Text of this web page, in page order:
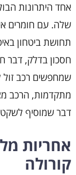
אחד היתרונות
שלה. עם חומרים
תחושת ביטחון
חסכון בדלק, דבר
שמחפשים רכב זול
מתקדמות, הרכב
דבר שמוסיף
אחריות
קורולה